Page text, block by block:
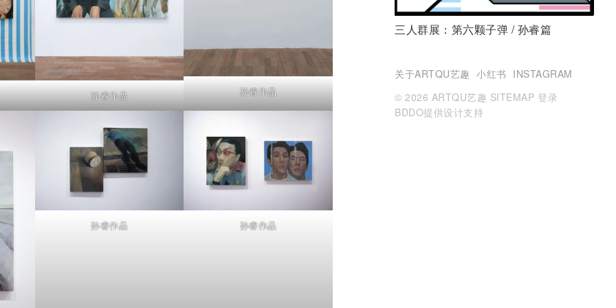
孙睿作品 孙睿作品
孙睿作品 孙睿作品
三人群展：第六颗子弹 / 孙睿篇
关于ARTQU艺趣 小红书 INSTAGRAM
© 2026 ARTQU艺趣 SITEMAP 登录
BDDO提供设计支持